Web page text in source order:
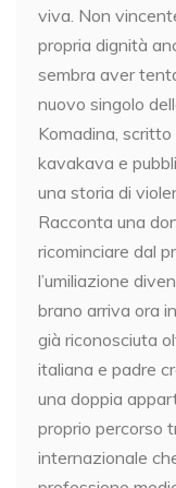
viva. Non
propria dignità
sembra aver
nuovo singolo
Komadina,
kavakava e
una storia di
Racconta una
ricominciare dal
l’umiliazione
brano arriva ora
già riconosciuta
italiana e padre
una doppia
proprio percorso
internazionale